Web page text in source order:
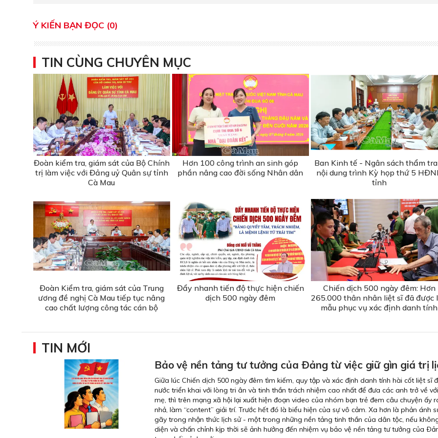
Ý KIẾN BẠN ĐỌC (0)
TIN CÙNG CHUYÊN MỤC
Đoàn kiểm tra, giám sát của Bộ Chính
trị làm việc với Đảng uỷ Quân sự tỉnh
Cà Mau
Hơn 100 công trình an sinh góp
phần nâng cao đời sống Nhân dân
Ban Kinh tế - Ngân sách thẩm
nội dung trình Kỳ họp thứ 5
tỉnh
Đoàn Kiểm tra, giám sát của Trung
ương đề nghị Cà Mau tiếp tục nâng
cao chất lượng công tác cán bộ
Đẩy nhanh tiến độ thực hiện chiến
dịch 500 ngày đêm
Chiến dịch 500 ngày đêm: Hơn
265.000 thân nhân liệt sĩ đã được
mẫu phục vụ xác định danh tính
TIN MỚI
Bảo vệ nền tảng tư tưởng của Ðảng từ việc giữ gìn giá trị
Giữa lúc Chiến dịch 500 ngày đêm tìm kiếm, quy tập và xác định danh tính hài cốt liệt sĩ
nước triển khai với lòng tri ân và tinh thần trách nhiệm cao nhất để đưa các anh trở về
mẹ, thì trên mạng xã hội lại xuất hiện đoạn video của nhóm bạn trẻ đem câu chuyện ấy
nhả, làm “content” giải trí. Trước hết đó là biểu hiện của sự vô cảm. Xa hơn là phản ánh
gãy trong nhận thức lịch sử - một trong những nền tảng tinh thần của dân tộc, nếu
diện và chấn chỉnh kịp thời sẽ ảnh hưởng đến nhiệm vụ bảo vệ nền tảng tư tưởng của